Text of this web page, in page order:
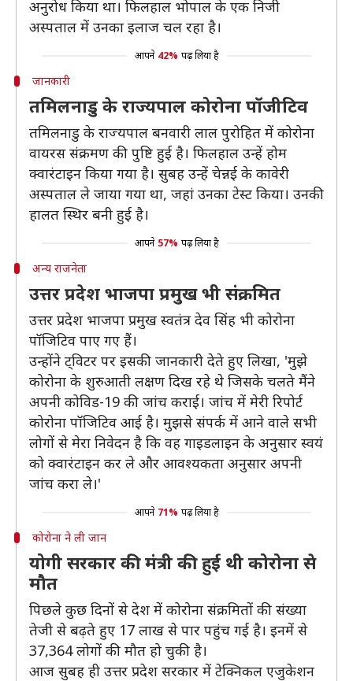
अनुरोध किया था। फिलहाल भोपाल के एक निजी
अस्पताल में उनका इलाज चल रहा है।
आपने 42% पढ़ लिया है
जानकारी
तमिलनाडु के राज्यपाल कोरोना पॉजीटिव
तमिलनाडु के राज्यपाल बनवारी लाल पुरोहित में कोरोना
वायरस संक्रमण की पुष्टि हुई है। फिलहाल उन्हें होम
क्वारंटाइन किया गया है। सुबह उन्हें चेन्नई के कावेरी
अस्पताल ले जाया गया था, जहां उनका टेस्ट किया। उनकी
हालत स्थिर बनी हुई है।
आपने 57% पढ़ लिया है
अन्य राजनेता
उत्तर प्रदेश भाजपा प्रमुख भी संक्रमित
उत्तर प्रदेश भाजपा प्रमुख स्वतंत्र देव सिंह भी कोरोना
पॉजिटिव पाए गए हैं।
उन्होंने ट्विटर पर इसकी जानकारी देते हुए लिखा, 'मुझे
कोरोना के शुरुआती लक्षण दिख रहे थे जिसके चलते मैंने
अपनी कोविड-19 की जांच कराई। जांच में मेरी रिपोर्ट
कोरोना पॉजिटिव आई है। मुझसे संपर्क में आने वाले सभी
लोगों से मेरा निवेदन है कि वह गाइडलाइन के अनुसार स्वयं
को क्वारंटाइन कर ले और आवश्यकता अनुसार अपनी
जांच करा ले।'
आपने 71% पढ़ लिया है
कोरोना ने ली जान
योगी सरकार की मंत्री की हुई थी कोरोना से
मौत
पिछले कुछ दिनों से देश में कोरोना संक्रमितों की संख्या
तेजी से बढ़ते हुए 17 लाख से पार पहुंच गई है। इनमें से
37,364 लोगों की मौत हो चुकी है।
आज सुबह ही उत्तर प्रदेश सरकार में टेक्निकल एजुकेशन